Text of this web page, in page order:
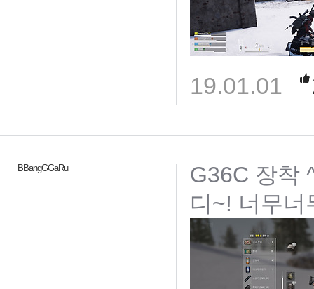
19.01.01
BBangGGaRu
G36C 장착
디~! 너무너